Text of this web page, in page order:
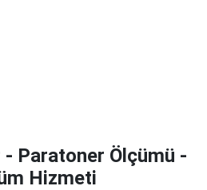
Paratoner Ölçümü -
Hizmeti